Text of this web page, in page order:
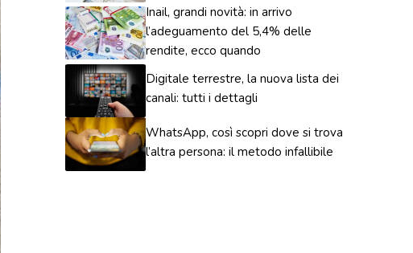
Inail, grandi novità: in arrivo
l’adeguamento del 5,4% delle
rendite, ecco quando
Digitale terrestre, la nuova lista dei
canali: tutti i dettagli
WhatsApp, così scopri dove si trova
l’altra persona: il metodo infallibile